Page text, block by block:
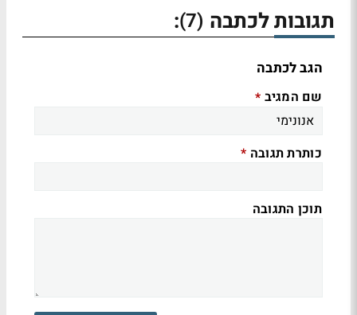
תגובות לכתבה (7)
:
הגב לכתבה
שם המגיב *
כותרת תגובה *
תוכן התגובה